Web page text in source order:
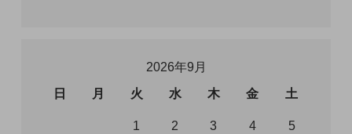
2026年9月
日
月 火 水 木 金 土
1 2 3 4 5